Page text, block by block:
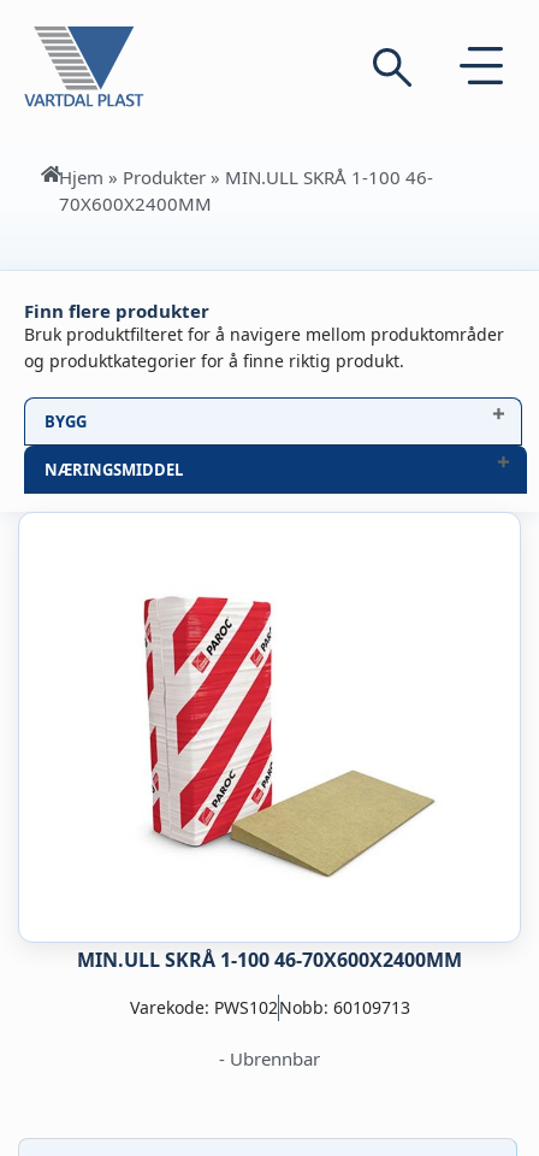
Hjem » Produkter» MIN.ULL SKRÅ 1-100 46-
70X600X2400MM
Finn flere produkter
Bruk produktfilteret for å navigere mellom produktområder
og produktkategorier for å finne riktig produkt.
BYGG
NÆRINGSMIDDEL
MIN.ULL SKRÅ 1-100 46-70X600X2400MM
Varekode: PWS102Nobb: 60109713
- Ubrennbar